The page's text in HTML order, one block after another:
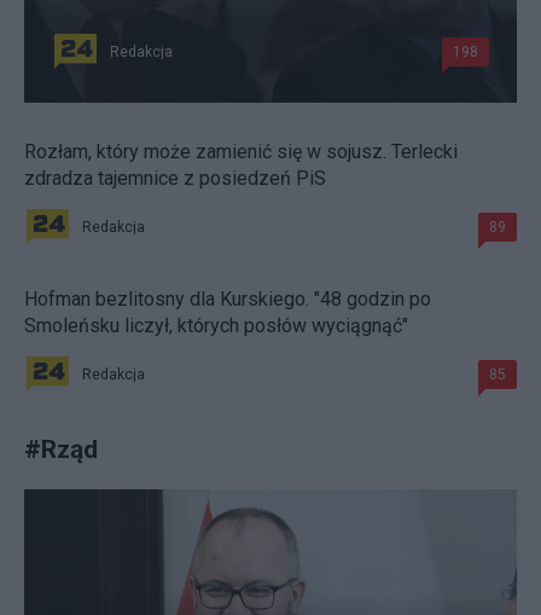
Redakcja 198
Rozłam, który może zamienić się w sojusz. Terlecki
zdradza tajemnice z posiedzeń PiS
Redakcja 89
Hofman bezlitosny dla Kurskiego. "48 godzin po
Smoleńsku liczył, których posłów wyciągnąć"
Redakcja 85
#Rząd